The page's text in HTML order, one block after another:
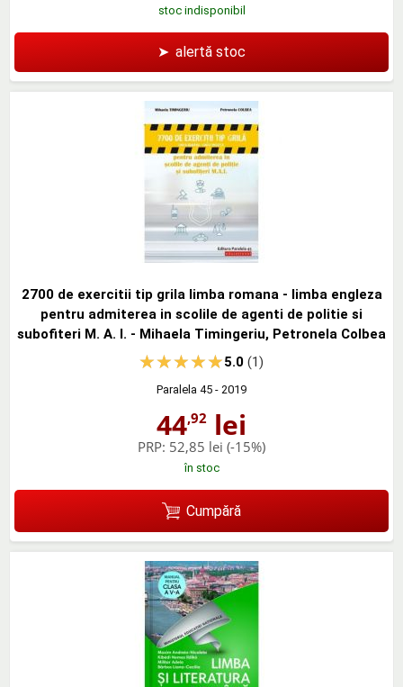
stoc indisponibil
➤ alertă stoc
2700 de exercitii tip grila limba romana - limba engleza
pentru admiterea in scolile de agenti de politie si
subofiteri M. A. I. - Mihaela Timingeriu, Petronela Colbea
5.0(1)
Paralela 45 - 2019
44,92 lei
PRP: 52,85 lei (-15%)
în stoc
Cumpără